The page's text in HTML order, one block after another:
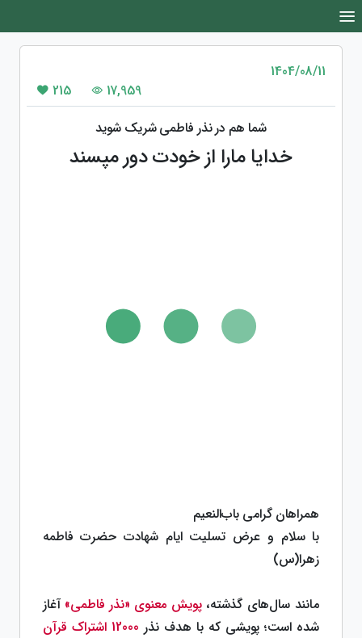
1404/08/11
17,959
215
شما هم در نذر فاطمی شریک شوید
خدایا مارا از خودت دور مپسند
همراهان گرامی باب‌النعیم
با سلام و عرض تسلیت ایام شهادت حضرت فاطمه
زهرا(س)
مانند سال‌های گذشته،پویش معنوی «نذر فاطمی» آغاز
شده است؛ پویشی که با هدف نذر
12000 اشتراک قرآن